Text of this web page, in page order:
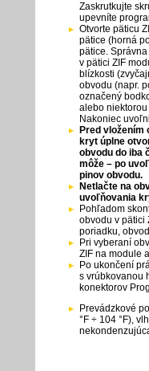
Zaskrutkujte
upevníte
Otvorte päticu
pätice (horná
pätice.
v pätici ZIF
blízkosti
obvodu (napr.
označený
alebo
Nakoniec
Pred vložením
kryt úplne
obvodu do iba
môže – po
pinov obvodu.
Netlačte na
uvoľňovania
Pohľadom
obvodu v pätici
poriadku,
Pri vyberaní
ZIF na module
Po ukončení
s vrúbkovanou
konektorov
Prevádzkové
°F ÷ 104 °F),